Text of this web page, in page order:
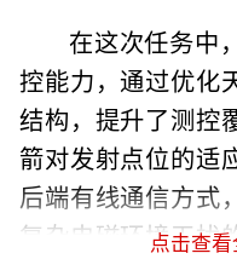
在这次任务中
控能力，通过优化
结构，提升了测控
箭对发射点位的适
后端有线通信方式
复杂电磁环境干扰
点击查